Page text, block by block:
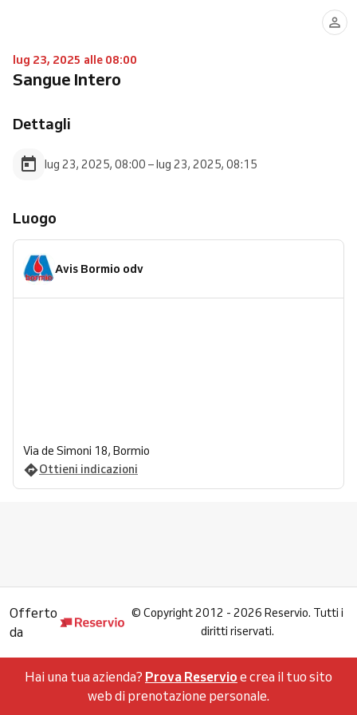
lug 23, 2025 alle 08:00
Sangue Intero
Dettagli
lug 23, 2025, 08:00 – lug 23, 2025, 08:15
Luogo
Avis Bormio odv
Via de Simoni 18, Bormio
Ottieni indicazioni
Offerto
da
© Copyright 2012 - 2026 Reservio. Tutti i
diritti riservati.
Hai una tua azienda? Prova Reservio e crea il tuo sito
web di prenotazione personale.